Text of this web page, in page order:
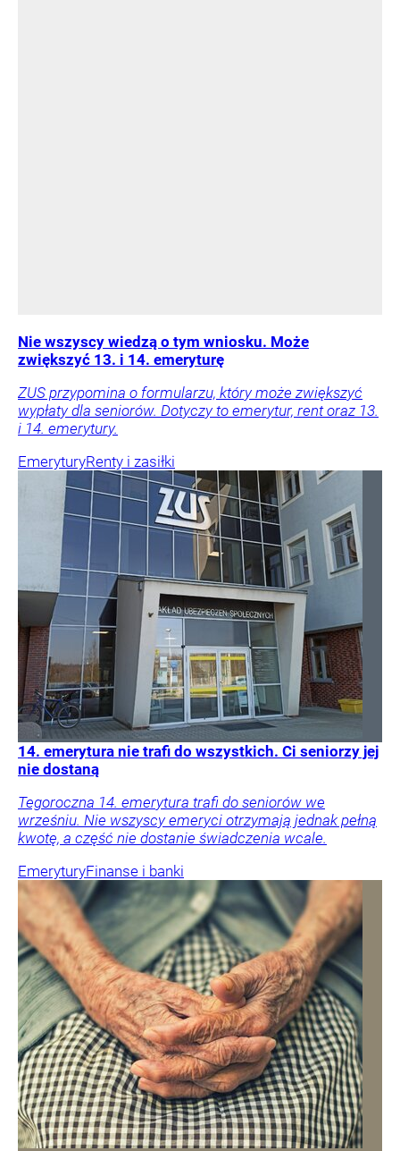
Nie wszyscy wiedzą o tym wniosku. Może
zwiększyć 13. i 14. emeryturę
ZUS przypomina o formularzu, który może zwiększyć
wypłaty dla seniorów. Dotyczy to emerytur, rent oraz 13.
i 14. emerytury.
EmeryturyRenty i zasiłki
14. emerytura nie trafi do wszystkich. Ci seniorzy jej
nie dostaną
Tegoroczna 14. emerytura trafi do seniorów we
wrześniu. Nie wszyscy emeryci otrzymają jednak pełną
kwotę, a część nie dostanie świadczenia wcale.
EmeryturyFinanse i banki